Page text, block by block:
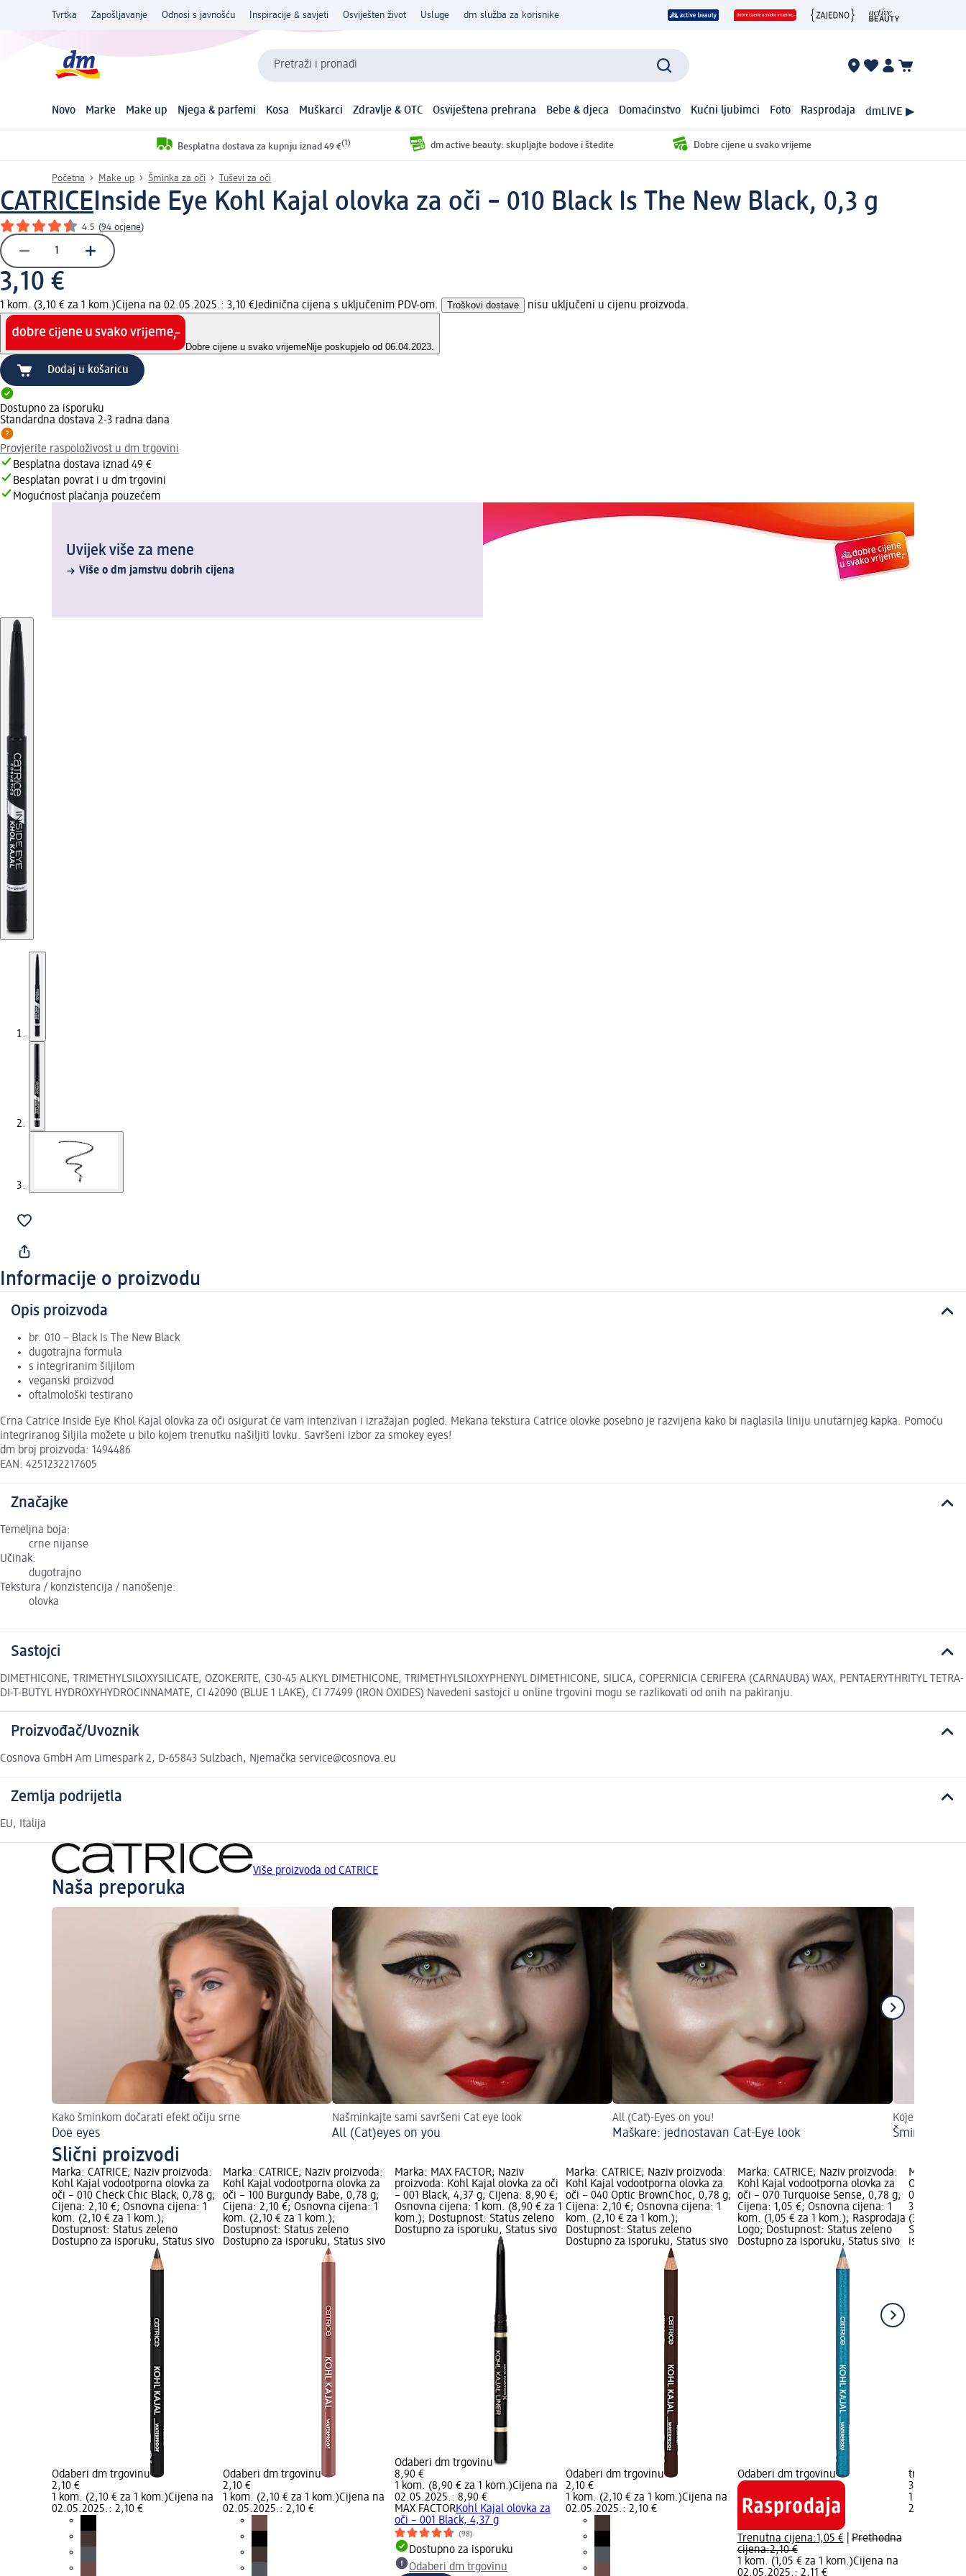
Tvrtka Zapošljavanje Odnosi s javnošću Inspiracije & savjeti Osviješten život Usluge dm služba za korisnike
Pretraži i pronađi
Novo Marke Make up Njega & parfemi Kosa Muškarci Zdravlje & OTC Osviještena prehrana Bebe & djeca Domaćinstvo Kućni ljubimci Foto Rasprodaja dmLIVE ▶
Besplatna dostava za kupnju iznad 49 €(1) dm active beauty: skupljajte bodove i štedite Dobre cijene u svako vrijeme
Početna Make up Šminka za oči Tuševi za oči
CATRICEInside Eye Kohl Kajal olovka za oči – 010 Black Is The New Black, 0,3 g
4.5 (94 ocjene)
3,10 €
1 kom. (3,10 € za 1 kom.)Cijena na 02.05.2025.: 3,10 €Jedinična cijena s uključenim PDV-om. Troškovi dostave nisu uključeni u cijenu proizvoda.
Dobre cijene u svako vrijemeNije poskupjelo od 06.04.2023.
Dodaj u košaricu
Dostupno za isporuku
Standardna dostava 2-3 radna dana
Provjerite raspoloživost u dm trgovini
Besplatna dostava iznad 49 €
Besplatan povrat i u dm trgovini
Mogućnost plaćanja pouzećem
Uvijek više za mene
Više o dm jamstvu dobrih cijena
Informacije o proizvodu
Opis proizvoda
br. 010 – Black Is The New Black
dugotrajna formula
s integriranim šiljilom
veganski proizvod
oftalmološki testirano
Crna Catrice Inside Eye Khol Kajal olovka za oči osigurat će vam intenzivan i izražajan pogled. Mekana tekstura Catrice olovke posebno je razvijena kako bi naglasila liniju unutarnjeg kapka. Pomoću
integriranog šiljila možete u bilo kojem trenutku našiljiti lovku. Savršeni izbor za smokey eyes!
dm broj proizvoda: 1494486
EAN: 4251232217605
Značajke
Temeljna boja:
crne nijanse
Učinak:
dugotrajno
Tekstura / konzistencija / nanošenje:
olovka
Sastojci
DIMETHICONE, TRIMETHYLSILOXYSILICATE, OZOKERITE, C30-45 ALKYL DIMETHICONE, TRIMETHYLSILOXYPHENYL DIMETHICONE, SILICA, COPERNICIA CERIFERA (CARNAUBA) WAX, PENTAERYTHRITYL TETRA-
DI-T-BUTYL HYDROXYHYDROCINNAMATE, CI 42090 (BLUE 1 LAKE), CI 77499 (IRON OXIDES) Navedeni sastojci u online trgovini mogu se razlikovati od onih na pakiranju.
Proizvođač/Uvoznik
Cosnova GmbH Am Limespark 2, D-65843 Sulzbach, Njemačka service@cosnova.eu
Zemlja podrijetla
EU, Italija
Više proizvoda od CATRICE
Naša preporuka
Kako šminkom dočarati efekt očiju srne
Doe eyes
Našminkajte sami savršeni Cat eye look
All (Cat)eyes on you
All (Cat)-Eyes on you!
Maškare: jednostavan Cat-Eye look
Koje boje
Šminkanje
Slični proizvodi
Marka: CATRICE; Naziv proizvoda:
Kohl Kajal vodootporna olovka za
oči – 010 Check Chic Black, 0,78 g;
Cijena: 2,10 €; Osnovna cijena: 1
kom. (2,10 € za 1 kom.);
Dostupnost: Status zeleno
Dostupno za isporuku, Status sivo
Odaberi dm trgovinu
2,10 €
1 kom. (2,10 € za 1 kom.)Cijena na
02.05.2025.: 2,10 €
Marka: CATRICE; Naziv proizvoda:
Kohl Kajal vodootporna olovka za
oči – 100 Burgundy Babe, 0,78 g;
Cijena: 2,10 €; Osnovna cijena: 1
kom. (2,10 € za 1 kom.);
Dostupnost: Status zeleno
Dostupno za isporuku, Status sivo
Odaberi dm trgovinu
2,10 €
1 kom. (2,10 € za 1 kom.)Cijena na
02.05.2025.: 2,10 €
Marka: MAX FACTOR; Naziv
proizvoda: Kohl Kajal olovka za oči
– 001 Black, 4,37 g; Cijena: 8,90 €;
Osnovna cijena: 1 kom. (8,90 € za 1
kom.); Dostupnost: Status zeleno
Dostupno za isporuku, Status sivo
Odaberi dm trgovinu
8,90 €
1 kom. (8,90 € za 1 kom.)Cijena na
02.05.2025.: 8,90 €
MAX FACTORKohl Kajal olovka za
oči – 001 Black, 4,37 g
(98)
Dostupno za isporuku
Odaberi dm trgovinu
Marka: CATRICE; Naziv proizvoda:
Kohl Kajal vodootporna olovka za
oči – 040 Optic BrownChoc, 0,78 g;
Cijena: 2,10 €; Osnovna cijena: 1
kom. (2,10 € za 1 kom.);
Dostupnost: Status zeleno
Dostupno za isporuku, Status sivo
Odaberi dm trgovinu
2,10 €
1 kom. (2,10 € za 1 kom.)Cijena na
02.05.2025.: 2,10 €
Marka: CATRICE; Naziv proizvoda:
Kohl Kajal vodootporna olovka za
oči – 070 Turquoise Sense, 0,78 g;
Cijena: 1,05 €; Osnovna cijena: 1
kom. (1,05 € za 1 kom.); Rasprodaja
Logo; Dostupnost: Status zeleno
Dostupno za isporuku, Status sivo
Odaberi dm trgovinu
Trenutna cijena:1,05 €|Prethodna
cijena:2,10 €
1 kom. (1,05 € za 1 kom.)Cijena na
02.05.2025.: 2,11 €
Marka:
Olovka za
010 Black
3,90 €;
(3,90 € za
Status
isporuku,
trgovinu
3,90 €
1 kom.